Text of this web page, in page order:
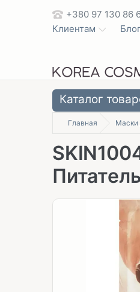
+380 97 130 86
Клиентам
Каталог
Главная Маски